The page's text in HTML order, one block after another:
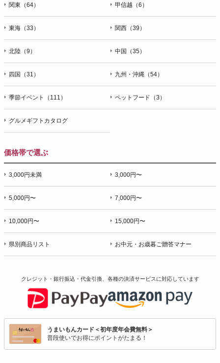
関東（64） 甲信越（6）
東海（33） 関西（39）
北陸（9） 中国（35）
四国（31） 九州・沖縄（54）
季節イベント（111） ペットフード（3）
グルメギフトカタログ
価格帯で選ぶ
3,000円未満 3,000円〜
5,000円〜 7,000円〜
10,000円〜 15,000円〜
県別商品リスト お中元・お歳暮ご贈答マナー
クレジット・銀行振込・代金引換、各種の決済サービスに対応しています
うまいもんカード＜初年度年会費無料＞
普段使いでお得にポイントがたまる！